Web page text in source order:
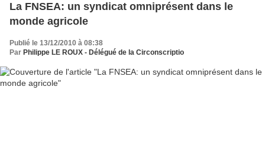
La FNSEA: un syndicat omniprésent dans le
monde agricole
Publié le 13/12/2010 à 08:38
Par Philippe LE ROUX - Délégué de la Circonscriptio